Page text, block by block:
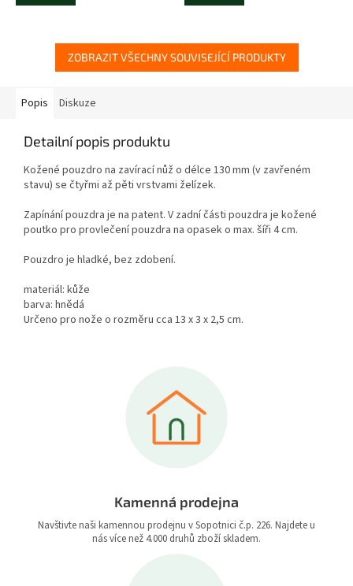
ZOBRAZIT VŠECHNY SOUVISEJÍCÍ PRODUKTY
Popis Diskuze
Detailní popis produktu
Kožené pouzdro na zavírací nůž o délce 130 mm (v zavřeném
stavu) se čtyřmi až pěti vrstvami želízek.
Zapínání pouzdra je na patent. V zadní části pouzdra je kožené
poutko pro provlečení pouzdra na opasek o max. šíři 4 cm.
Pouzdro je hladké, bez zdobení.
materiál: kůže
barva: hnědá
Určeno pro nože o rozměru cca 13 x 3 x 2,5 cm.
Kamenná prodejna
Navštivte naši kamennou prodejnu v Sopotnici č.p. 226. Najdete u
nás více než 4.000 druhů zboží skladem.